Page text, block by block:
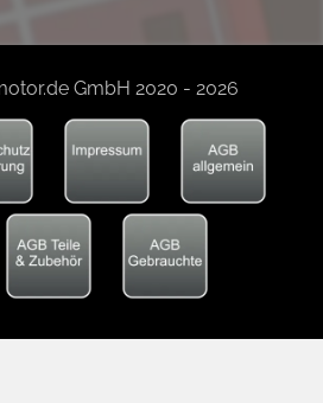
GmbH 2020 - 2026